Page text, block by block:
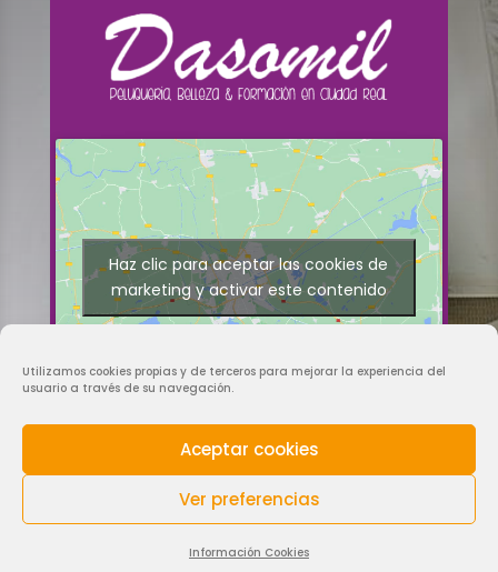
Utilizamos cookies propias y de terceros para mejorar la experiencia del
usuario a través de su navegación.
Aceptar cookies
Ver preferencias
Información Cookies
Haz clic para aceptar las cookies de
marketing y activar este contenido
Todos los precios de tarifas y promociones se muestran con IVA incluido
& Centro de Estética Ciudad Real | Aviso Legal
España